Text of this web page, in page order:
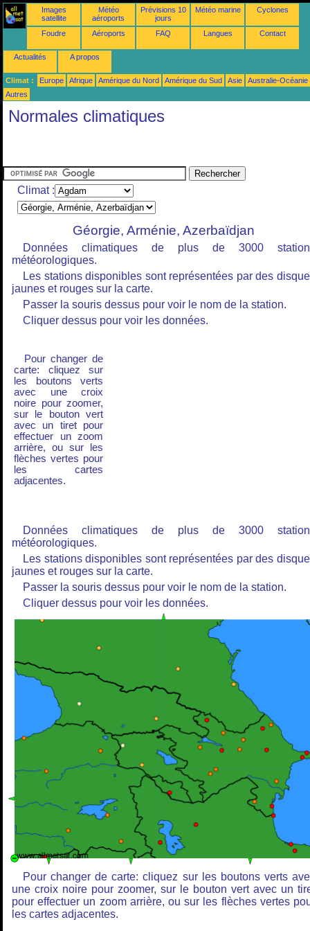
Images
satellite
Météo
aéroports
Prévisions 10
jours
Météo marine Cyclones
Foudre Aéroports FAQ Langues Contact
Actualités A propos
Climat : Europe Afrique Amérique du Nord Amérique du Sud Asie
Australie-Océanie
Autres
Normales climatiques
Climat :
Géorgie, Arménie, Azerbaïdjan
Données climatiques de plus de 3000
météorologiques.
Les stations disponibles sont représentées par des
jaunes et rouges sur la carte.
Passer la souris dessus pour voir le nom de la station.
Cliquer dessus pour voir les données.
Pour changer de
carte: cliquez sur
les boutons verts
avec une croix
noire pour zoomer,
sur le bouton vert
avec un tiret pour
effectuer un zoom
arrière, ou sur les
flèches vertes pour
les cartes
adjacentes.
Données climatiques de plus de 3000
météorologiques.
Les stations disponibles sont représentées par des
jaunes et rouges sur la carte.
Passer la souris dessus pour voir le nom de la station.
Cliquer dessus pour voir les données.
Pour changer de carte: cliquez sur les boutons verts
une croix noire pour zoomer, sur le bouton vert avec un
pour effectuer un zoom arrière, ou sur les flèches vertes
les cartes adjacentes.